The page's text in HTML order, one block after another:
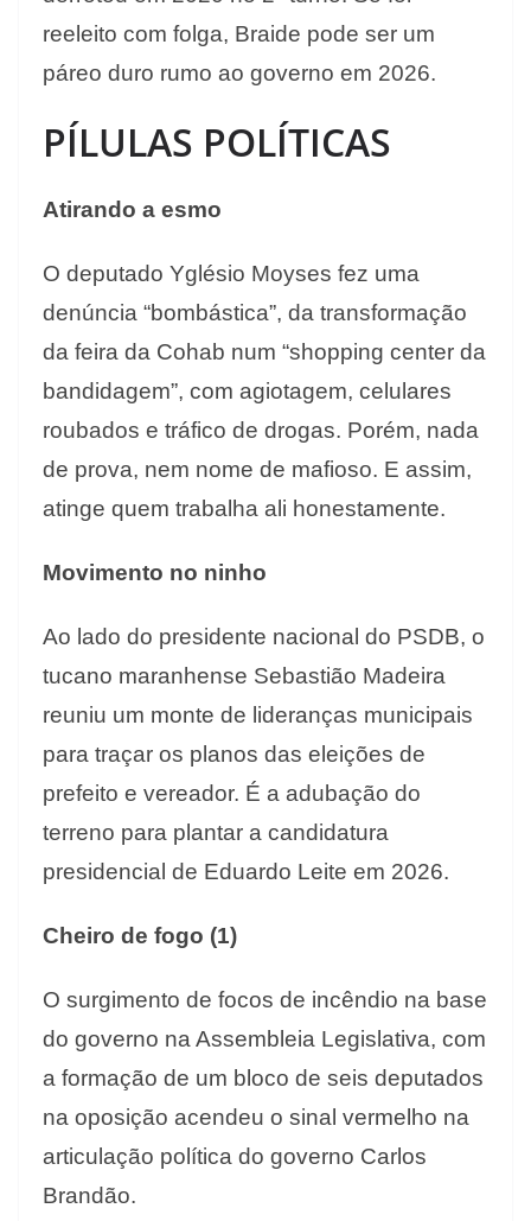
reeleito com folga, Braide pode ser um
páreo duro rumo ao governo em 2026.
PÍLULAS POLÍTICAS
Atirando a esmo
O deputado Yglésio Moyses fez uma
denúncia “bombástica”, da transformação
da feira da Cohab num “shopping center da
bandidagem”, com agiotagem, celulares
roubados e tráfico de drogas. Porém, nada
de prova, nem nome de mafioso. E assim,
atinge quem trabalha ali honestamente.
Movimento no ninho
Ao lado do presidente nacional do PSDB, o
tucano maranhense Sebastião Madeira
reuniu um monte de lideranças municipais
para traçar os planos das eleições de
prefeito e vereador. É a adubação do
terreno para plantar a candidatura
presidencial de Eduardo Leite em 2026.
Cheiro de fogo (1)
O surgimento de focos de incêndio na base
do governo na Assembleia Legislativa, com
a formação de um bloco de seis deputados
na oposição acendeu o sinal vermelho na
articulação política do governo Carlos
Brandão.